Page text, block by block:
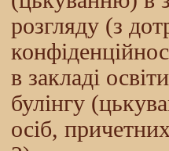
розгляду (з
в закладі
булінгу
осіб,